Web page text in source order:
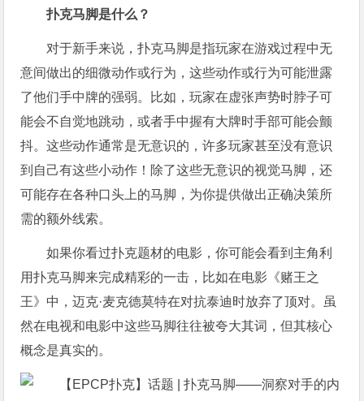
扑克马脚是什么？
对于新手来说，扑克马脚是指玩家在游戏过程中无
意间做出的细微动作或行为，这些动作或行为可能泄露
了他们手中牌的强弱。比如，玩家在虚张声势时脖子可
能会不自觉地跳动，或者手中握有大牌时手部可能会颤
抖。这些动作通常是无意识的，许多玩家甚至没有意识
到自己有这些小动作！除了这些无意识的视觉马脚，还
可能存在各种口头上的马脚，为你提供做出正确决策所
需的额外线索。
如果你看过扑克题材的电影，你可能会看到主角利
用扑克马脚来完成精彩的一击，比如在电影《赌王之
王》中，迈克·麦克德莫特在对抗泰迪时放弃了顶对。虽
然在电视和电影中这些马脚往往被夸大其词，但其核心
概念是真实的。